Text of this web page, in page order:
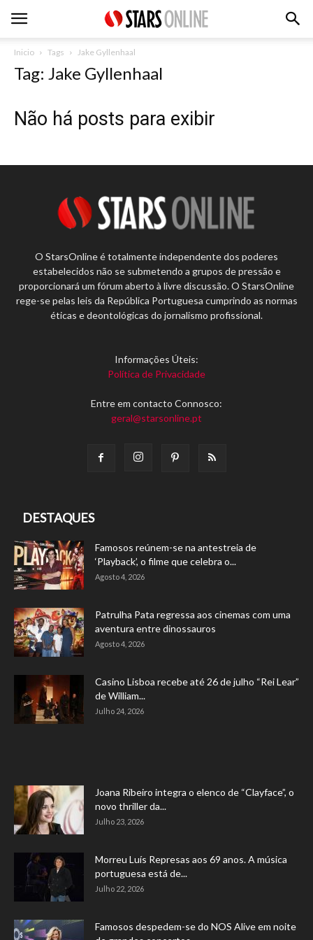
Inicio Tags Jake Gyllenhaal
Tag: Jake Gyllenhaal
Não há posts para exibir
O StarsOnline é totalmente independente dos poderes
estabelecidos não se submetendo a grupos de pressão e
proporcionará um fórum aberto à livre discussão. O StarsOnline
rege-se pelas leis da República Portuguesa cumprindo as normas
éticas e deontológicas do jornalismo profissional.
Informações Úteis:
Política de Privacidade
Entre em contacto Connosco:
geral@starsonline.pt
DESTAQUES
Famosos reúnem-se na antestreia de
‘Playback’, o filme que celebra o...
Agosto 4, 2026
Patrulha Pata regressa aos cinemas com uma
aventura entre dinossauros
Agosto 4, 2026
Casino Lisboa recebe até 26 de julho “Rei Lear”
de William...
Julho 24, 2026
Joana Ribeiro integra o elenco de “Clayface”, o
novo thriller da...
Julho 23, 2026
Morreu Luís Represas aos 69 anos. A música
portuguesa está de...
Julho 22, 2026
Famosos despedem-se do NOS Alive em noite